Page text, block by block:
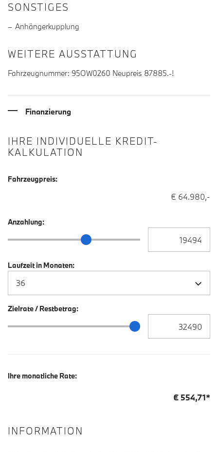
SONSTIGES
Anhängerkupplung
WEITERE AUSSTATTUNG
Fahrzeugnummer: 95OW0260 Neupreis 87885.-!
Finanzierung
IHRE INDIVIDUELLE KREDIT-
KALKULATION
Fahrzeugpreis:
€ 64.980,-
Anzahlung:
Anzahlung Schieberegler
Laufzeit in Monaten:
Zielrate / Restbetrag:
Zielrate / Restbetrag Schieberegler
Ihre monatliche Rate:
€ 554,71*
INFORMATION